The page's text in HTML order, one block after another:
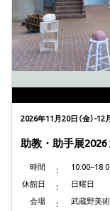
2026年11月20日（金）-12
助教・助手展
時間
休館日
日曜日
会場
武蔵野美